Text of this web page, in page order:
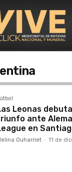
Leonas
ante
en
Ouharriet - 11 de